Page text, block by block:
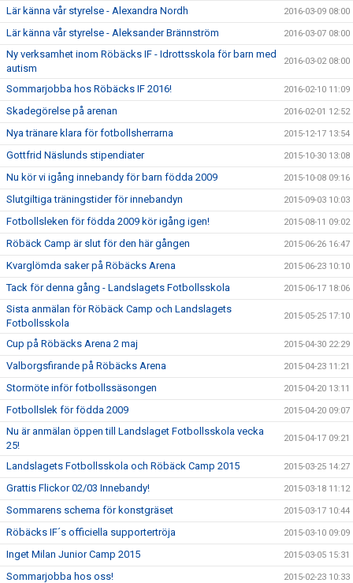
Lär känna vår styrelse - Alexandra Nordh 2016-03-09 08:00
Lär känna vår styrelse - Aleksander Brännström 2016-03-07 08:00
Ny verksamhet inom Röbäcks IF - Idrottsskola för barn med
autism
2016-03-02 08:00
Sommarjobba hos Röbäcks IF 2016! 2016-02-10 11:09
Skadegörelse på arenan 2016-02-01 12:52
Nya tränare klara för fotbollsherrarna 2015-12-17 13:54
Gottfrid Näslunds stipendiater 2015-10-30 13:08
Nu kör vi igång innebandy för barn födda 2009 2015-10-08 09:16
Slutgiltiga träningstider för innebandyn 2015-09-03 10:03
Fotbollsleken för födda 2009 kör igång igen! 2015-08-11 09:02
Röbäck Camp är slut för den här gången 2015-06-26 16:47
Kvarglömda saker på Röbäcks Arena 2015-06-23 10:10
Tack för denna gång - Landslagets Fotbollsskola 2015-06-17 18:06
Sista anmälan för Röbäck Camp och Landslagets
Fotbollsskola
2015-05-25 17:10
Cup på Röbäcks Arena 2 maj 2015-04-30 22:29
Valborgsfirande på Röbäcks Arena 2015-04-23 11:21
Stormöte inför fotbollssäsongen 2015-04-20 13:11
Fotbollslek för födda 2009 2015-04-20 09:07
Nu är anmälan öppen till Landslaget Fotbollsskola vecka
25!
2015-04-17 09:21
Landslagets Fotbollsskola och Röbäck Camp 2015 2015-03-25 14:27
Grattis Flickor 02/03 Innebandy! 2015-03-18 11:12
Sommarens schema för konstgräset 2015-03-17 10:44
Röbäcks IF´s officiella supportertröja 2015-03-10 09:09
Inget Milan Junior Camp 2015 2015-03-05 15:31
Sommarjobba hos oss! 2015-02-23 10:33